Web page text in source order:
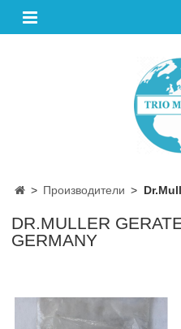
Производители
DR.MULLER
GERMANY